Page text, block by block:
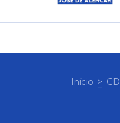
Início > CD